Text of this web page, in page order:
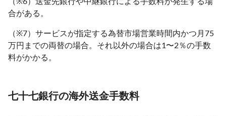
合がある。
（※7）サービスが指定する為替市場営業時間内かつ月75
万円までの両替の場合。それ以外の場合は1〜2％の手数
料がかかる。
七十七銀行の海外送金手数料